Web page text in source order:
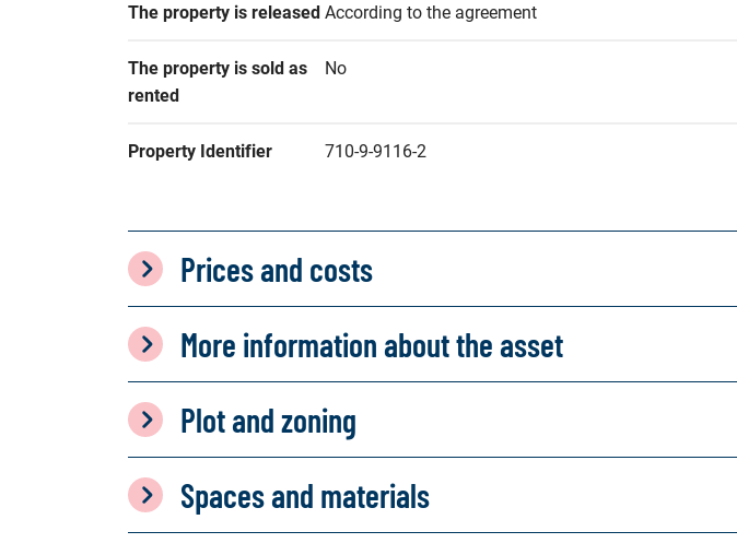
The property is released According to the agreement
The property is sold as
rented
No
Property Identifier 710-9-9116-2
Prices and costs
More information about the asset
Plot and zoning
Spaces and materials